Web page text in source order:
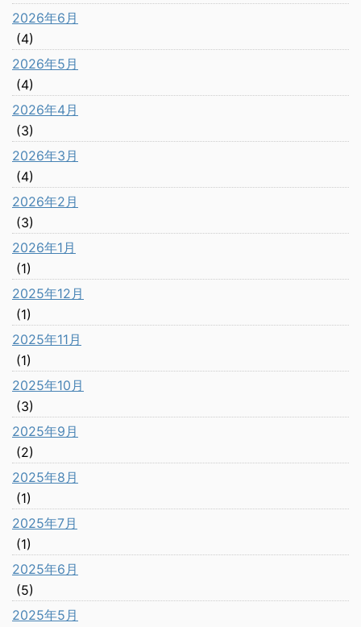
2026年6月
(4)
2026年5月
(4)
2026年4月
(3)
2026年3月
(4)
2026年2月
(3)
2026年1月
(1)
2025年12月
(1)
2025年11月
(1)
2025年10月
(3)
2025年9月
(2)
2025年8月
(1)
2025年7月
(1)
2025年6月
(5)
2025年5月